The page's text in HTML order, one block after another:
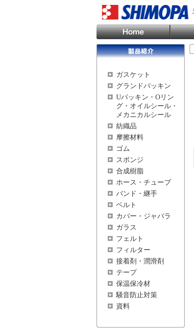
ガスケット
グランドパッキン
Uパッキン・Oリン
グ・オイルシール・
メカニカルシール
紡織品
摩擦材料
ゴム
スポンジ
合成樹脂
ホース・チューブ
バンド・継手
ベルト
カバー・ジャバラ
ガラス
フェルト
フィルター
接着剤・潤滑剤
テープ
保温保冷材
騒音防止対策
資料